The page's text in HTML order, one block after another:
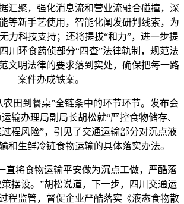
汇聚，强化消息流和营业流融合碰撞，深
等新手艺使用，智能化阐发研判线索，为
力科技支持；还将提拔“和力”，进一步提
川环食药侦部分“四查”法律轨制，规范法
文明法律的要求落到实处，确保把每一路
案件办成铁案。
田到餐桌”全链条中的环节环节。发布会
输办理局副局长胡松就“严控食物储存、
程风险”，引见了交通运输部分对沉点液
和生鲜冷链食物运输的具体落实办法。
将食物运输平安做为沉点工做，严酷落
摆设。”胡松说道，下一步，四川交通运
程监管，督促企业严酷落实《液态食物散